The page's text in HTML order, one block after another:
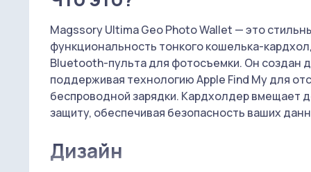
Magssory Ultima Geo Photo Wallet — это
функциональность тонкого кошелька-
Bluetooth-пульта для фотосъемки. Он создан
поддерживая технологию Apple Find My для
беспроводной зарядки. Кардхолдер вмещает
защиту, обеспечивая безопасность ваших
Дизайн